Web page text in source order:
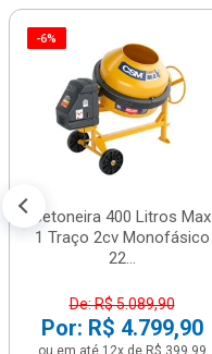
-6%
Betoneira 400 Litros Max
1 Traço 2cv Monofásico
22...
De: R$ 5.089,90
Por: R$ 4.799,90
ou em até 12x de R$ 399,99